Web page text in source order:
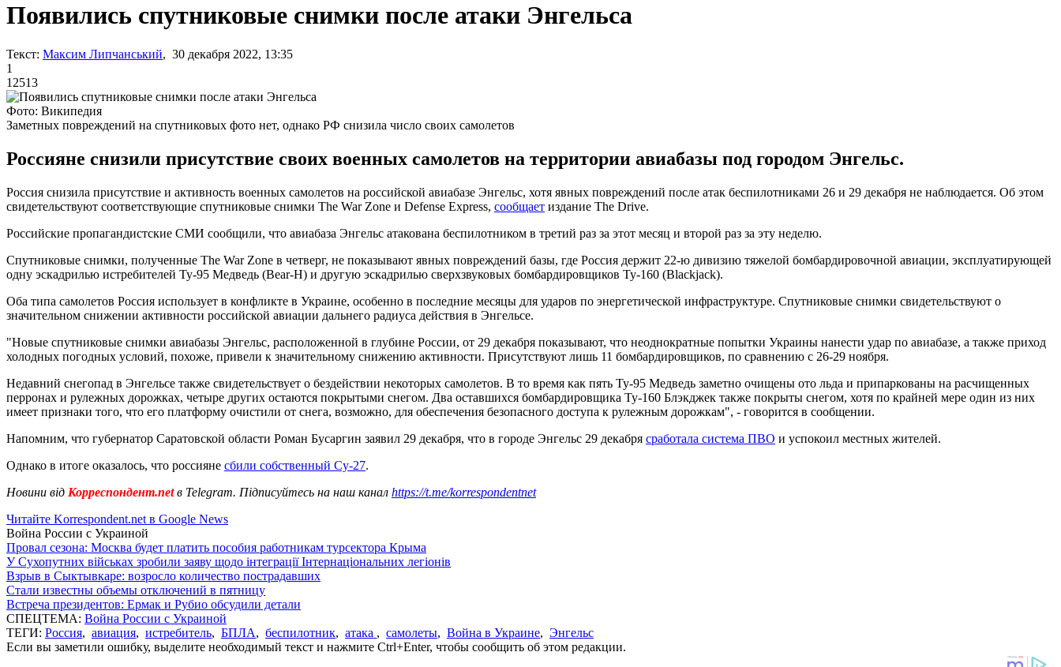
Появились спутниковые снимки после атаки Энгельса
Текст: Максим Липчанський, 30 декабря 2022, 13:35
1
12513
Фото: Википедия
Заметных повреждений на спутниковых фото нет, однако РФ снизила число своих самолетов
Россияне снизили присутствие своих военных самолетов на территории авиабазы под городом Энгельс.
Россия снизила присутствие и активность военных самолетов на российской авиабазе Энгельс, хотя явных повреждений после атак беспилотниками 26 и 29 декабря не наблюдается. Об этом
свидетельствуют соответствующие спутниковые снимки The War Zone и Defense Express, сообщает издание The Drive.
Российские пропагандистские СМИ сообщили, что авиабаза Энгельс атакована беспилотником в третий раз за этот месяц и второй раз за эту неделю.
Спутниковые снимки, полученные The War Zone в четверг, не показывают явных повреждений базы, где Россия держит 22-ю дивизию тяжелой бомбардировочной авиации, эксплуатирующей
одну эскадрилью истребителей Ту-95 Медведь (Bear-H) и другую эскадрилью сверхзвуковых бомбардировщиков Ту-160 (Blackjack).
Оба типа самолетов Россия использует в конфликте в Украине, особенно в последние месяцы для ударов по энергетической инфраструктуре. Спутниковые снимки свидетельствуют о
значительном снижении активности российской авиации дальнего радиуса действия в Энгельсе.
"Новые спутниковые снимки авиабазы Энгельс, расположенной в глубине России, от 29 декабря показывают, что неоднократные попытки Украины нанести удар по авиабазе, а также приход
холодных погодных условий, похоже, привели к значительному снижению активности. Присутствуют лишь 11 бомбардировщиков, по сравнению с 26-29 ноября.
Недавний снегопад в Энгельсе также свидетельствует о бездействии некоторых самолетов. В то время как пять Ту-95 Медведь заметно очищены ото льда и припаркованы на расчищенных
перронах и рулежных дорожках, четыре других остаются покрытыми снегом. Два оставшихся бомбардировщика Ту-160 Блэкджек также покрыты снегом, хотя по крайней мере один из них
имеет признаки того, что его платформу очистили от снега, возможно, для обеспечения безопасного доступа к рулежным дорожкам", - говорится в сообщении.
Напомним, что губернатор Саратовской области Роман Бусаргин заявил 29 декабря, что в городе Энгельс 29 декабря сработала система ПВО и успокоил местных жителей.
Однако в итоге оказалось, что россияне сбили собственный Су-27.
Новини від Корреспондент.netв Telegram. Підписуйтесь на наш канал https://t.me/korrespondentnet
Читайте Korrespondent.net в Google News
Война России с Украиной
Провал сезона: Москва будет платить пособия работникам турсектора Крыма
У Сухопутних військах зробили заяву щодо інтеграції Інтернаціональних легіонів
Взрыв в Сыктывкаре: возросло количество пострадавших
Стали известны объемы отключений в пятницу
Встреча президентов: Ермак и Рубио обсудили детали
СПЕЦТЕМА: Война России с Украиной
ТЕГИ: Россия, авиация, истребитель, БПЛА, беспилотник, атака , самолеты, Война в Украине, Энгельс
Если вы заметили ошибку, выделите необходимый текст и нажмите Ctrl+Enter, чтобы сообщить об этом редакции.